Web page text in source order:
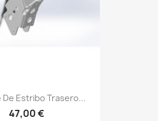
De Estribo Trasero...
47,00 €